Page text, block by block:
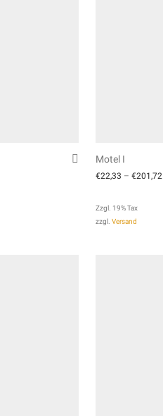
Motel I
€22,33 – €201,72
Zzgl. 19% Tax
zzgl. Versand